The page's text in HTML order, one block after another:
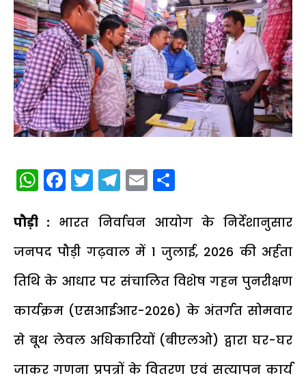
WhatsApp
Facebook
Twitter
Telegram
Email
पौड़ी : भारत निर्वाचन आयोग के निर्देशानुसार
जनपद पौड़ी गढ़वाल में 1 जुलाई, 2026 की अर्हता
तिथि के आधार पर संचालित विशेष गहन पुनरीक्षण
कार्यक्रम (एसआईआर-2026) के अंतर्गत सोमवार
से बूथ लेवल अधिकारियों (बीएलओ) द्वारा घर-घर
जाकर गणना प्रपत्रों के वितरण एवं सत्यापन कार्य